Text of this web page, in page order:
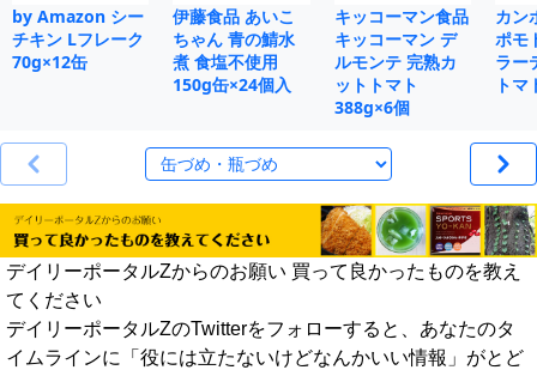
by Amazon シー
チキン Lフレーク
70g×12缶
伊藤食品 あいこ
ちゃん 青の鯖水
煮 食塩不使用
150g缶×24個入
キッコーマン食品
キッコーマン デ
ルモンテ 完熟カ
ットトマト
388g×6個
カン
ポモ
ラー
ト
デイリーポータルZからのお願い 買って良かったものを教え
てください
デイリーポータルZのTwitterをフォローすると、あなたのタ
イムラインに「役には立たないけどなんかいい情報」がとど